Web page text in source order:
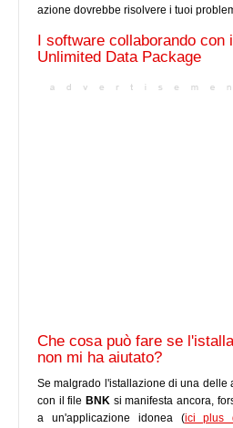
azione dovrebbe risolvere i tuoi
I software collaborando con
Unlimited Data Package
Che cosa può fare se
non mi ha aiutato?
Se malgrado l'istallazione di una delle
con il file BNK si manifesta ancora,
a un'applicazione idonea (ici plus